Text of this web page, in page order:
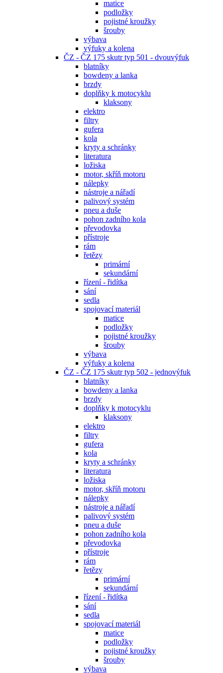
matice
podložky
pojistné kroužky
šrouby
výbava
výfuky a kolena
ČZ - ČZ 175 skutr typ 501 - dvouvýfuk
blatníky
bowdeny a lanka
brzdy
doplňky k motocyklu
klaksony
elektro
filtry
gufera
kola
kryty a schránky
literatura
ložiska
motor, skříň motoru
nálepky
nástroje a nářadí
palivový systém
pneu a duše
pohon zadního kola
převodovka
přístroje
rám
řetězy
primární
sekundární
řízení - řidítka
sání
sedla
spojovací materiál
matice
podložky
pojistné kroužky
šrouby
výbava
výfuky a kolena
ČZ - ČZ 175 skutr typ 502 - jednovýfuk
blatníky
bowdeny a lanka
brzdy
doplňky k motocyklu
klaksony
elektro
filtry
gufera
kola
kryty a schránky
literatura
ložiska
motor, skříň motoru
nálepky
nástroje a nářadí
palivový systém
pneu a duše
pohon zadního kola
převodovka
přístroje
rám
řetězy
primární
sekundární
řízení - řidítka
sání
sedla
spojovací materiál
matice
podložky
pojistné kroužky
šrouby
výbava